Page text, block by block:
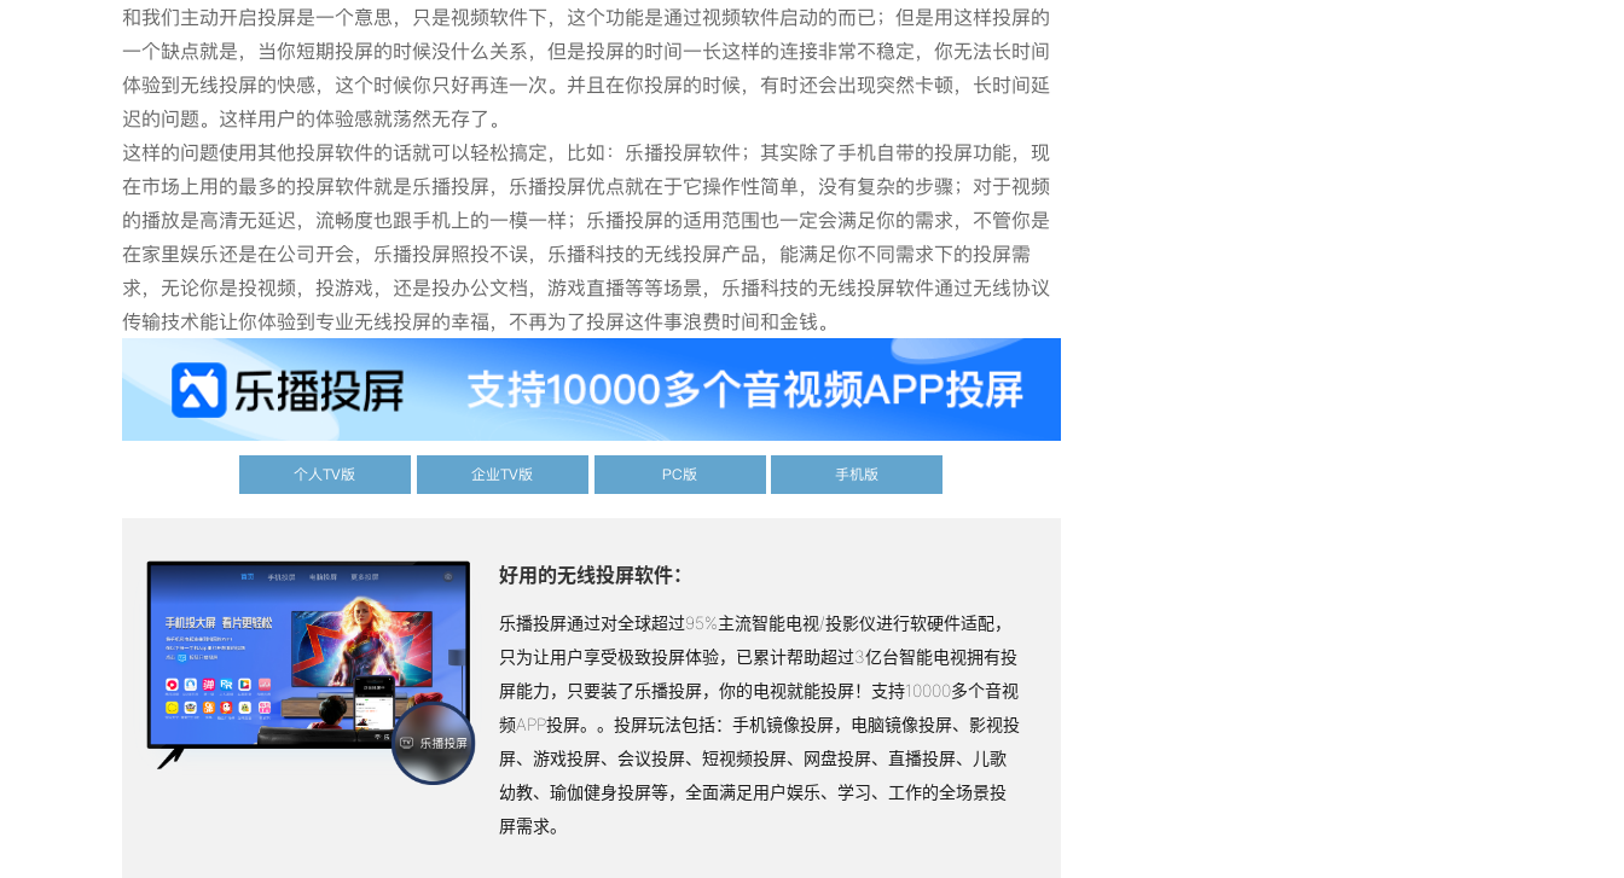
和我们主动开启投屏是一个意思，只是视频软件下，这个功能是通过视频软件启动的而已；但是用这样投屏的
一个缺点就是，当你短期投屏的时候没什么关系，但是投屏的时间一长这样的连接非常不稳定，你无法长时间
体验到无线投屏的快感，这个时候你只好再连一次。并且在你投屏的时候，有时还会出现突然卡顿，长时间延
迟的问题。这样用户的体验感就荡然无存了。
这样的问题使用其他投屏软件的话就可以轻松搞定，比如：乐播投屏软件；其实除了手机自带的投屏功能，现
在市场上用的最多的投屏软件就是乐播投屏，乐播投屏优点就在于它操作性简单，没有复杂的步骤；对于视频
的播放是高清无延迟，流畅度也跟手机上的一模一样；乐播投屏的适用范围也一定会满足你的需求，不管你是
在家里娱乐还是在公司开会，乐播投屏照投不误，乐播科技的无线投屏产品，能满足你不同需求下的投屏需
求，无论你是投视频，投游戏，还是投办公文档，游戏直播等等场景，乐播科技的无线投屏软件通过无线协议
传输技术能让你体验到专业无线投屏的幸福，不再为了投屏这件事浪费时间和金钱。
个人TV版 企业TV版 PC版 手机版
好用的无线投屏软件：
乐播投屏通过对全球超过95%主流智能电视/投影仪进行软硬件适配，
只为让用户享受极致投屏体验，已累计帮助超过3亿台智能电视拥有投
屏能力，只要装了乐播投屏，你的电视就能投屏！支持10000多个音视
频APP投屏。。投屏玩法包括：手机镜像投屏，电脑镜像投屏、影视投
屏、游戏投屏、会议投屏、短视频投屏、网盘投屏、直播投屏、儿歌
幼教、瑜伽健身投屏等，全面满足用户娱乐、学习、工作的全场景投
屏需求。